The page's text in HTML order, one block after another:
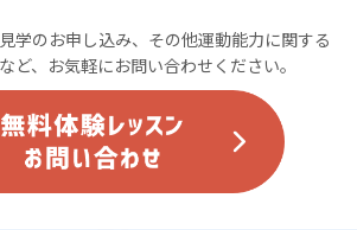
学のお申し込み、その他運動能力に関する
ど、お気軽にお問い合わせください。